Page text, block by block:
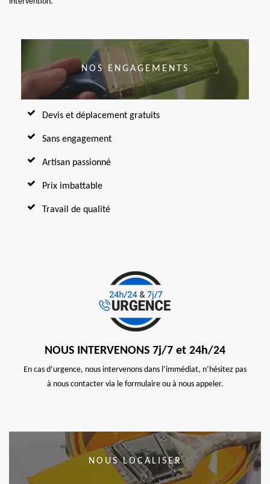
NOS ENGAGEMENTS
Devis et déplacement gratuits
Sans engagement
Artisan passionné
Prix imbattable
Travail de qualité
NOUS INTERVENONS 7j/7 et 24h/24
En cas d’urgence, nous intervenons dans l’immédiat, n’hésitez pas
à nous contacter via le formulaire ou à nous appeler.
NOUS LOCALISER